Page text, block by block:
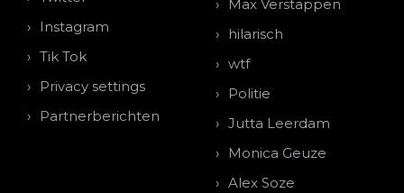
Instagram
Tik Tok
Privacy settings
Partnerberichten
Max Verstappen
hilarisch
wtf
Politie
Jutta Leerdam
Monica Geuze
Alex Soze